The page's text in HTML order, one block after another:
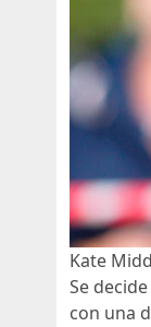
Kate
Se
con una